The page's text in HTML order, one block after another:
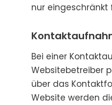
nur eingeschränkt
Bei einer
Websitebetreiber
über das
Website werden